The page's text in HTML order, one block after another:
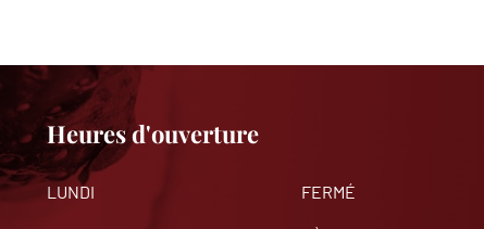
Heures d'ouverture
LUNDI FERMÉ